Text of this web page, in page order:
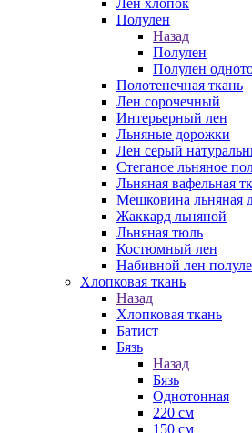
Лен хлопок
Полулен
Назад
Полулен
Полулен
Полотенечная ткань
Лен сорочечный
Интерьерный лен
Льняные дорожки
Лен серый
Стеганое льняное
Льняная вафельная
Мешковина льняная
Жаккард льняной
Льняная тюль
Костюмный лен
Набивной лен
Хлопковая ткань
Назад
Хлопковая ткань
Батист
Бязь
Назад
Бязь
Однотонная
220 см
150 см